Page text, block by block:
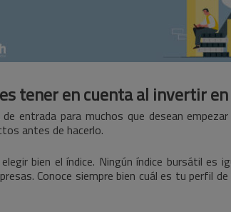
tener en cuenta al invertir
entrada para muchos que desean
antes de hacerlo.
bien el índice. Ningún índice bursátil
Conoce siempre bien cuál es tu perfil